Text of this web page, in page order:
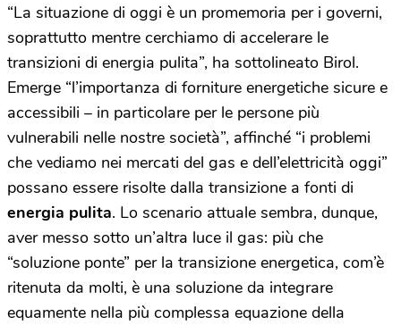
“La situazione di oggi è un promemoria per i governi,
soprattutto mentre cerchiamo di accelerare le
transizioni di energia pulita”, ha sottolineato Birol.
Emerge “l’importanza di forniture energetiche sicure e
accessibili – in particolare per le persone più
vulnerabili nelle nostre società”, affinché “i problemi
che vediamo nei mercati del gas e dell’elettricità oggi”
possano essere risolte dalla transizione a fonti di
energia pulita. Lo scenario attuale sembra, dunque,
aver messo sotto un’altra luce il gas: più che
“soluzione ponte” per la transizione energetica, com’è
ritenuta da molti, è una soluzione da integrare
equamente nella più complessa equazione della